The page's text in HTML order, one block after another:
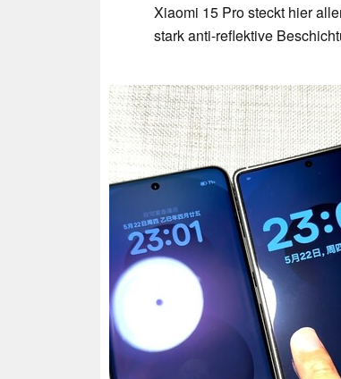
Xiaomi 15 Pro steckt hier
stark anti-reflektive